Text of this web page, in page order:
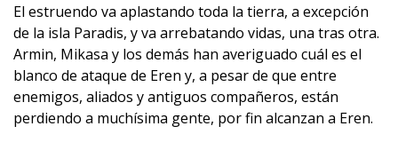
El estruendo va aplastando toda la tierra, a excepción
de la isla Paradis, y va arrebatando vidas, una tras otra.
Armin, Mikasa y los demás han averiguado cuál es el
blanco de ataque de Eren y, a pesar de que entre
enemigos, aliados y antiguos compañeros, están
perdiendo a muchísima gente, por fin alcanzan a Eren.